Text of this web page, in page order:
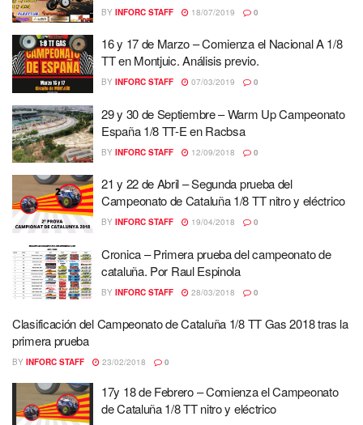
BY INFORC STAFF 18/07/2019 0
16 y 17 de Marzo – Comienza el Nacional A 1/8
TT en Montjuic. Análisis previo.
BY INFORC STAFF 07/03/2019 0
29 y 30 de Septiembre – Warm Up Campeonato
España 1/8 TT-E en Racbsa
BY INFORC STAFF 12/09/2018 0
21 y 22 de Abril – Segunda prueba del
Campeonato de Cataluña 1/8 TT nitro y eléctrico
BY INFORC STAFF 19/04/2018 0
Cronica – Primera prueba del campeonato de
cataluña. Por Raul Espinola
BY INFORC STAFF 28/03/2018 0
Clasificación del Campeonato de Cataluña 1/8 TT Gas 2018 tras la
primera prueba
BY INFORC STAFF 23/02/2018 0
17y 18 de Febrero – Comienza el Campeonato
de Cataluña 1/8 TT nitro y eléctrico